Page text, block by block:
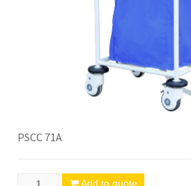
PSCC 71A
Add to quote